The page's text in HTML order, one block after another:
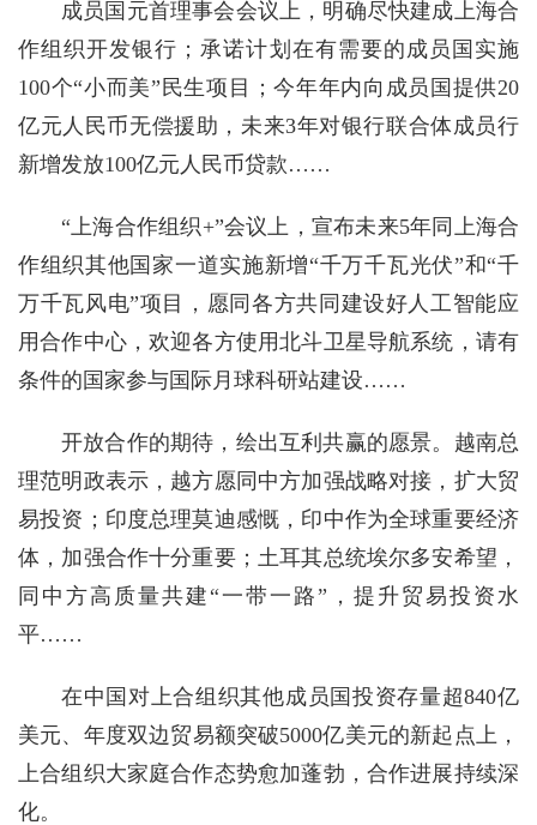
成员国元首理事会会议上，明确尽快建成上海合
作组织开发银行；承诺计划在有需要的成员国实施
100个“小而美”民生项目；今年年内向成员国提供20
亿元人民币无偿援助，未来3年对银行联合体成员行
新增发放100亿元人民币贷款……
“上海合作组织+”会议上，宣布未来5年同上海合
作组织其他国家一道实施新增“千万千瓦光伏”和“千
万千瓦风电”项目，愿同各方共同建设好人工智能应
用合作中心，欢迎各方使用北斗卫星导航系统，请有
条件的国家参与国际月球科研站建设……
开放合作的期待，绘出互利共赢的愿景。越南总
理范明政表示，越方愿同中方加强战略对接，扩大贸
易投资；印度总理莫迪感慨，印中作为全球重要经济
体，加强合作十分重要；土耳其总统埃尔多安希望，
同中方高质量共建“一带一路”，提升贸易投资水
平……
在中国对上合组织其他成员国投资存量超840亿
美元、年度双边贸易额突破5000亿美元的新起点上，
上合组织大家庭合作态势愈加蓬勃，合作进展持续深
化。